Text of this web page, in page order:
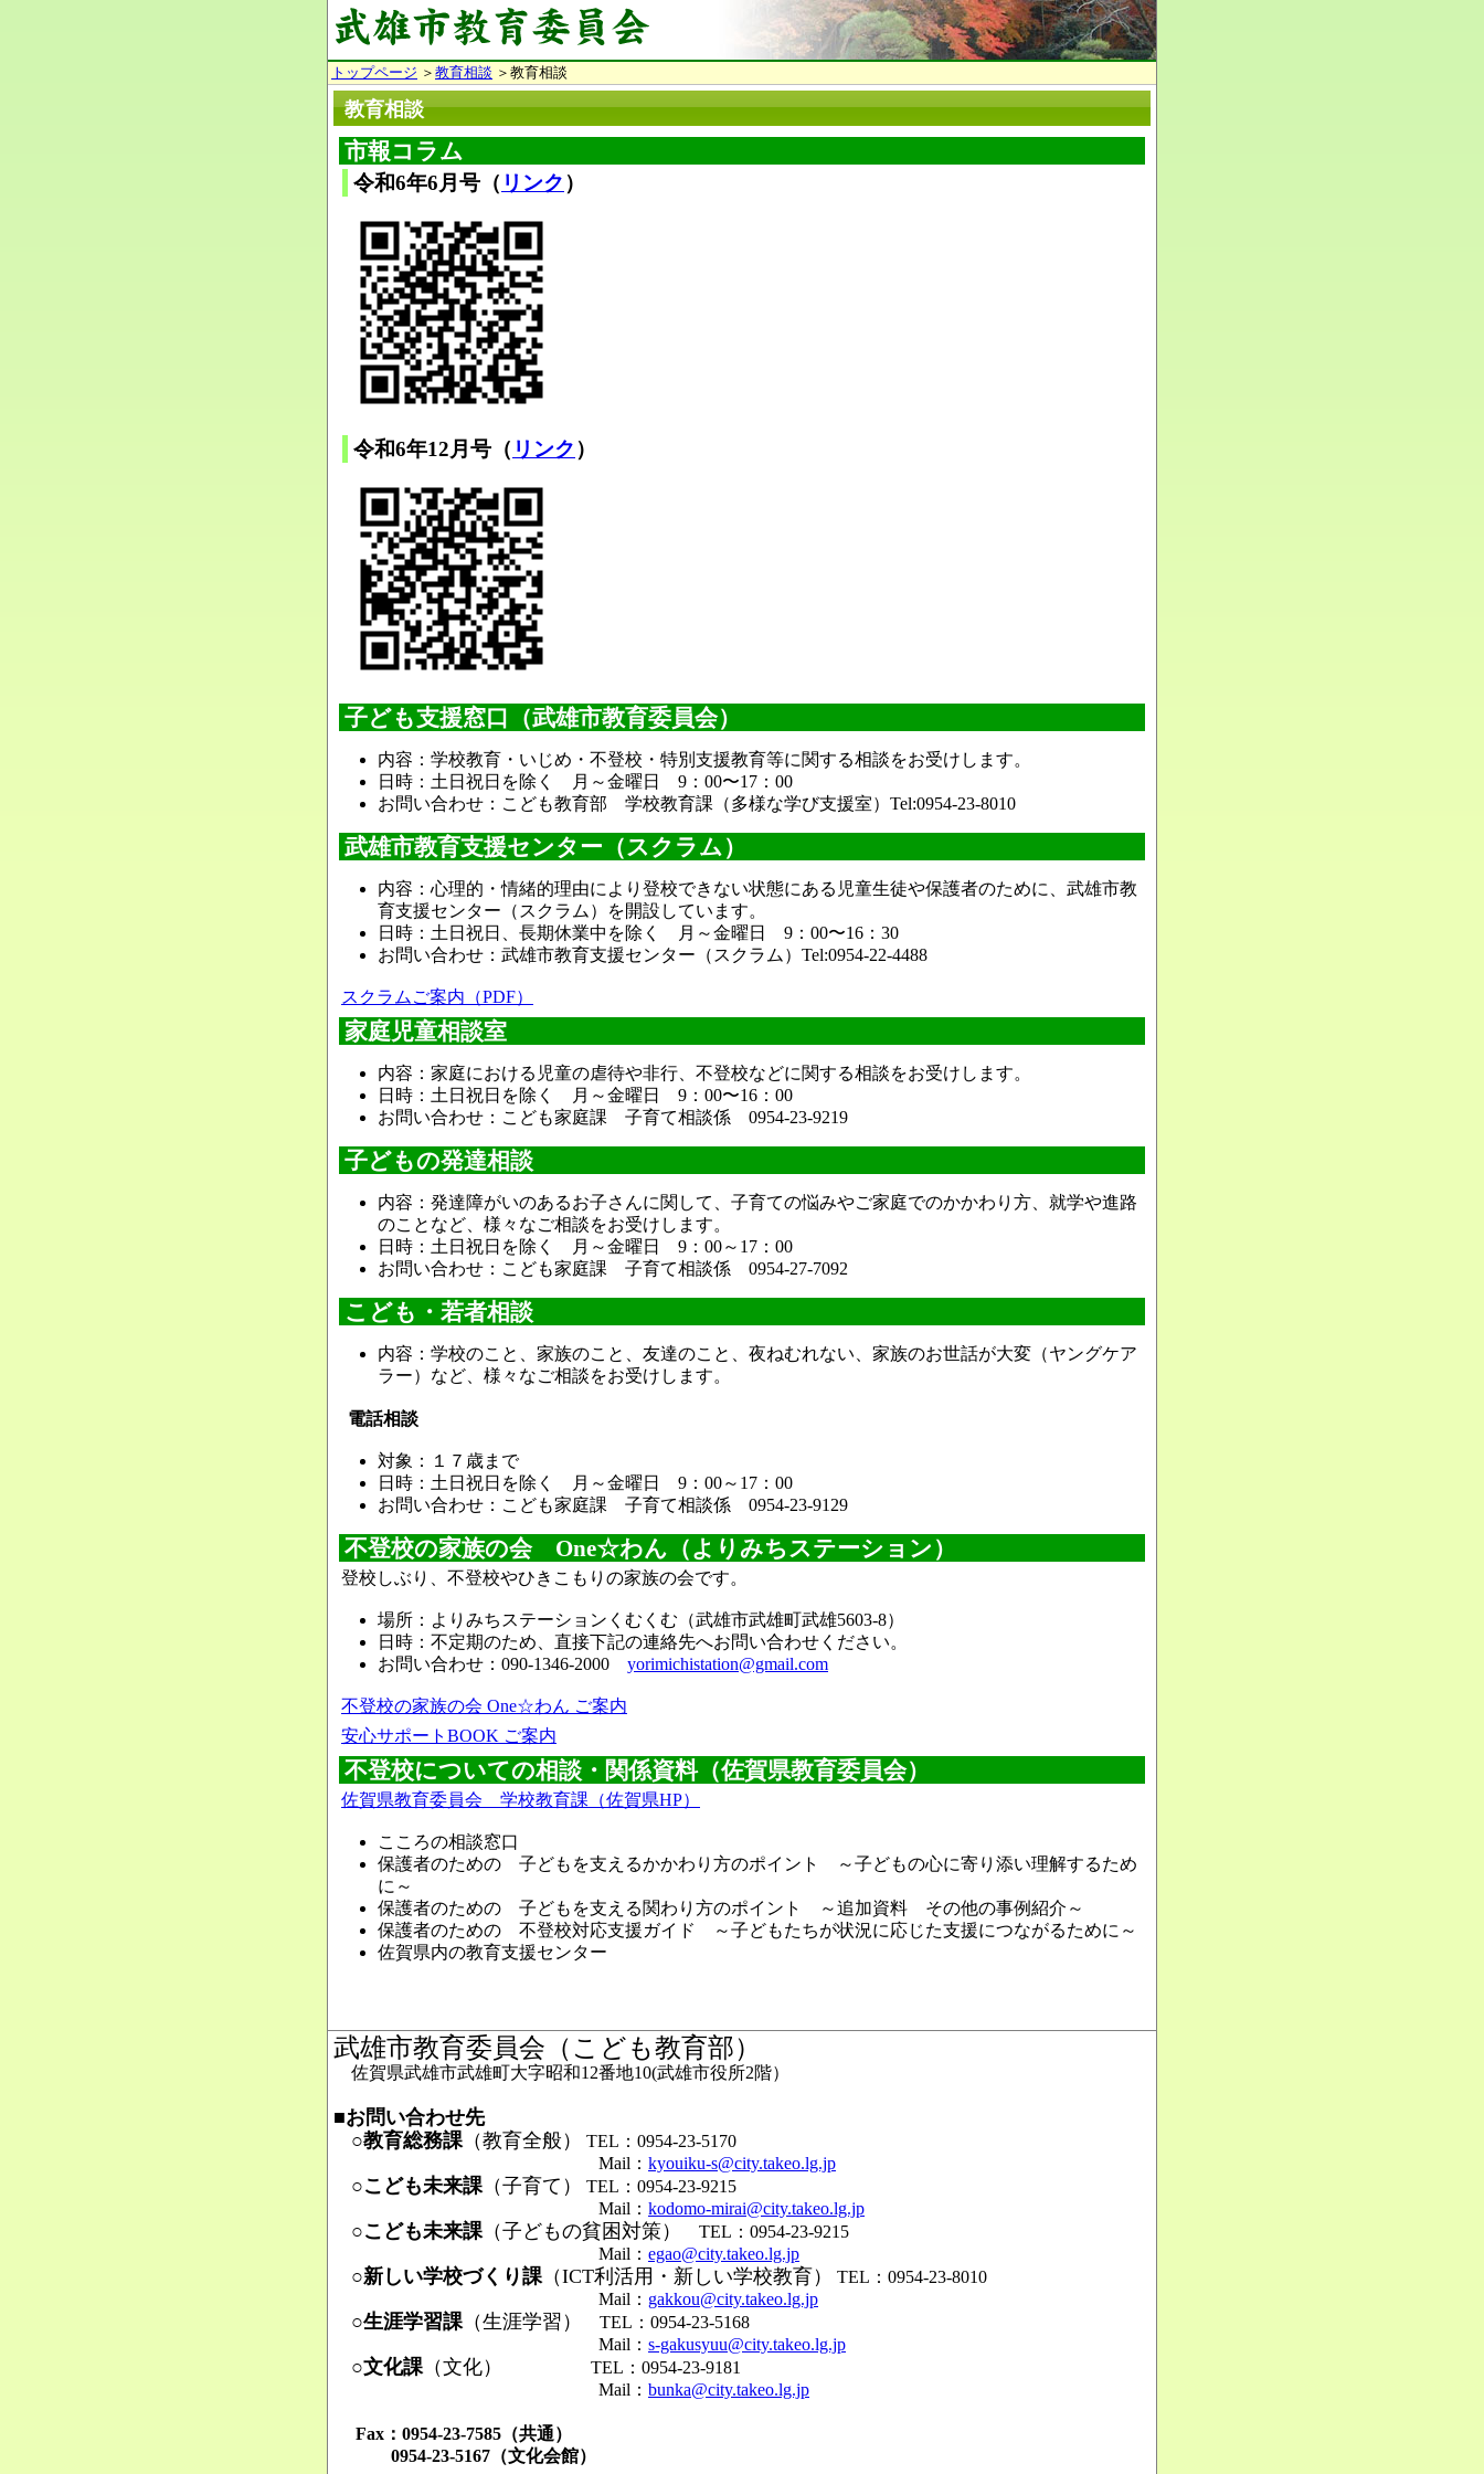
トップページ ＞ 教育相談 ＞教育相談
教育相談
市報コラム
令和6年6月号（ リンク ）
令和6年12月号（ リンク ）
子ども支援窓口（武雄市教育委員会）
内容：学校教育・いじめ・不登校・特別支援教育等に関する相談をお受けします。
日時：土日祝日を除く 月～金曜日 9：00〜17：00
お問い合わせ：こども教育部 学校教育課（多様な学び支援室）Tel:0954-23-8010
武雄市教育支援センター（スクラム）
内容：心理的・情緒的理由により登校できない状態にある児童生徒や保護者のために、武雄市教
育支援センター（スクラム）を開設しています。
日時：土日祝日、長期休業中を除く 月～金曜日 9：00〜16：30
お問い合わせ：武雄市教育支援センター（スクラム）Tel:0954-22-4488
スクラムご案内（PDF）
家庭児童相談室
内容：家庭における児童の虐待や非行、不登校などに関する相談をお受けします。
日時：土日祝日を除く 月～金曜日 9：00〜16：00
お問い合わせ：こども家庭課 子育て相談係 0954-23-9219
子どもの発達相談
内容：発達障がいのあるお子さんに関して、子育ての悩みやご家庭でのかかわり方、就学や進路
のことなど、様々なご相談をお受けします。
日時：土日祝日を除く 月～金曜日 9：00～17：00
お問い合わせ：こども家庭課 子育て相談係 0954-27-7092
こども・若者相談
内容：学校のこと、家族のこと、友達のこと、夜ねむれない、家族のお世話が大変（ヤングケア
ラー）など、様々なご相談をお受けします。
電話相談
対象：１７歳まで
日時：土日祝日を除く 月～金曜日 9：00～17：00
お問い合わせ：こども家庭課 子育て相談係 0954-23-9129
不登校の家族の会 One☆わん（よりみちステーション）
登校しぶり、不登校やひきこもりの家族の会です。
場所：よりみちステーションくむくむ（武雄市武雄町武雄5603-8）
日時：不定期のため、直接下記の連絡先へお問い合わせください。
お問い合わせ： 090-1346-2000 yorimichistation@gmail.com
不登校の家族の会 One☆わん ご案内
安心サポートBOOK ご案内
不登校についての相談・関係資料（佐賀県教育委員会）
佐賀県教育委員会 学校教育課（佐賀県HP）
こころの相談窓口
保護者のための 子どもを支えるかかわり方のポイント ～子どもの心に寄り添い理解するため
に～
保護者のための 子どもを支える関わり方のポイント ～追加資料 その他の事例紹介～
保護者のための 不登校対応支援ガイド ～子どもたちが状況に応じた支援につながるために～
佐賀県内の教育支援センター
武雄市教育委員会（こども教育部）
佐賀県武雄市武雄町大字昭和12番地10(武雄市役所2階）
■お問い合わせ先
○教育総務課（教育全般）
TEL：0954-23-5170
Mail： kyouiku-s@city.takeo.lg.jp
○こども未来課（子育て）
TEL：0954-23-9215
Mail： kodomo-mirai@city.takeo.lg.jp
○こども未来課（子どもの貧困対策）
TEL：0954-23-9215
Mail： egao@city.takeo.lg.jp
○新しい学校づくり課（ICT利活用・新しい学校教育）
TEL：0954-23-8010
Mail： gakkou@city.takeo.lg.jp
○生涯学習課（生涯学習）
TEL：0954-23-5168
Mail： s-gakusyuu@city.takeo.lg.jp
○文化課（文化）
TEL：0954-23-9181
Mail： bunka@city.takeo.lg.jp
Fax：0954-23-7585（共通）
0954-23-5167（文化会館）